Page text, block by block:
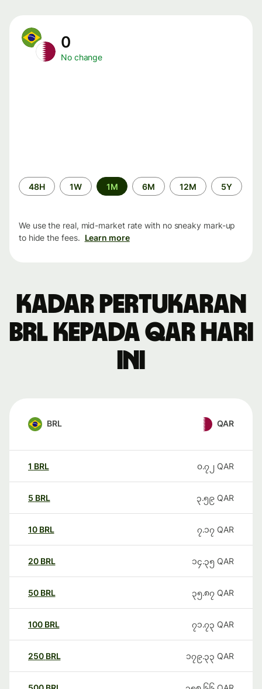
0
No change
Time
period
48H 1W 1M 6M 12M 5Y
We use the real, mid-market rate with no sneaky mark-up
to hide the fees. Learn more
Kadar pertukaran
BRL kepada QAR hari
ini
BRL QAR
1 BRL ၀.၇၂ QAR
5 BRL ၃.၅၉ QAR
10 BRL ၇.၁၇ QAR
20 BRL ၁၄.၃၅ QAR
50 BRL ၃၅.၈၇ QAR
100 BRL ၇၁.၇၃ QAR
250 BRL ၁၇၉.၃၃ QAR